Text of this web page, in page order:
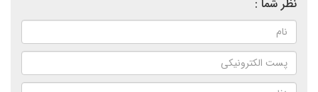
نظر شما :